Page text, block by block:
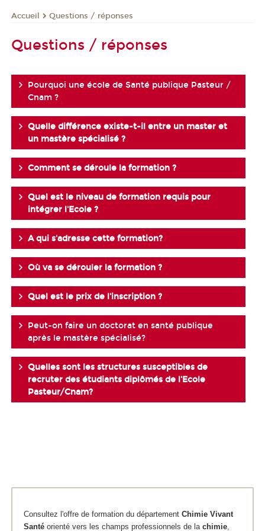
Accueil Questions / réponses
Questions / réponses
Pourquoi une école de Santé publique Pasteur /
Cnam ?
Quelle différence existe-t-il entre un master et
un mastère spécialisé ?
Comment se déroule la formation ?
Quel est le niveau de formation requis pour
intégrer l'Ecole ?
A qui s'adresse cette formation?
Où va se dérouler la formation ?
Quel est le prix de l'inscription ?
Peut-on faire un doctorat en santé publique
après le mastère spécialisé?
Quelles sont les structures susceptibles de
recruter des étudiants diplômés de l'Ecole
Pasteur/Cnam?
Consultez l'offre de formation du département Chimie Vivant
Santé orienté vers les champs professionnels de la chimie